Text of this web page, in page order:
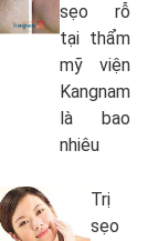
sẹo rỗ
tại thẩm
mỹ viện
Kangnam
là bao
nhiêu
Trị
sẹo